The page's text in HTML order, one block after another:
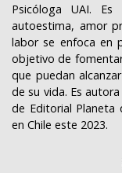
Psicóloga UAI.
autoestima, amor
labor se enfoca en
objetivo de
que puedan
de su vida. Es
de Editorial Planeta
en Chile este 2023.